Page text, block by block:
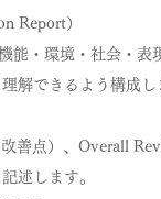
Report）
・環境・社会・表
解できるよう構成し
点）、Overall
述します。